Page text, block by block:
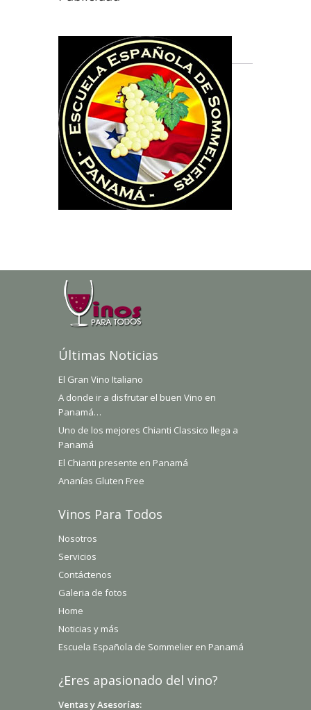
Últimas Noticias
El Gran Vino Italiano
A donde ir a disfrutar el buen Vino en
Panamá…
Uno de los mejores Chianti Classico llega a
Panamá
El Chianti presente en Panamá
Ananías Gluten Free
Vinos Para Todos
Nosotros
Servicios
Contáctenos
Galeria de fotos
Home
Noticias y más
Escuela Española de Sommelier en Panamá
¿Eres apasionado del vino?
Ventas y Asesorías: